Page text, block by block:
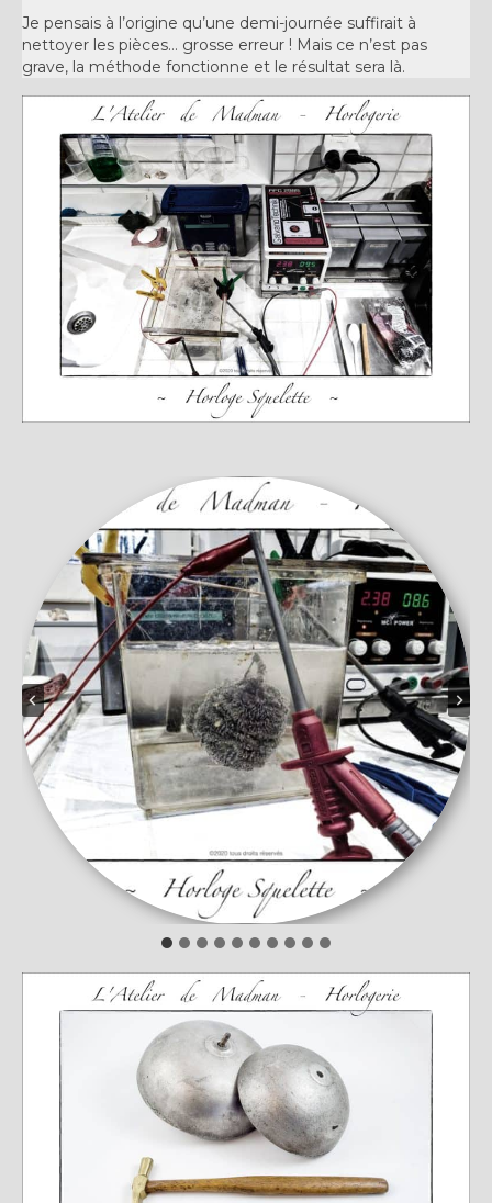
Je pensais à l’origine qu’une demi-journée suffirait à
nettoyer les pièces… grosse erreur ! Mais ce n’est pas
grave, la méthode fonctionne et le résultat sera là.